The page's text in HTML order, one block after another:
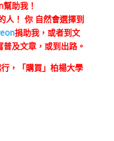
助我！
人！ 你 自然會選擇到
捐助我，或者到文
及文章，或到出路。
，「購買」柏楊大學